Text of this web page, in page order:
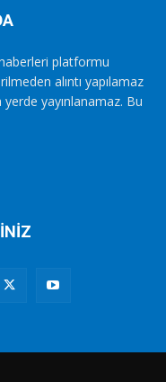
platformu
alıntı yapılamaz
yayınlanamaz. Bu